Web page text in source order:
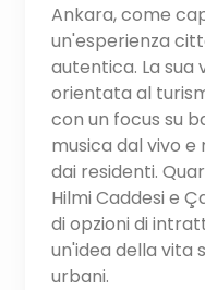
Ankara, come
un'esperienza
autentica. La
orientata al
con un focus su
musica dal vivo
dai residenti.
Hilmi Caddesi e
di opzioni di
un'idea della vita
urbani.